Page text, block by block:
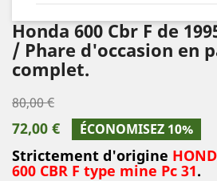
Honda 600 Cbr F de
/ Phare d'occasion en
complet.
80,00 €
72,00 € ÉCONOMISEZ 10%
Strictement d'origine
600 CBR F type mine Pc 31.